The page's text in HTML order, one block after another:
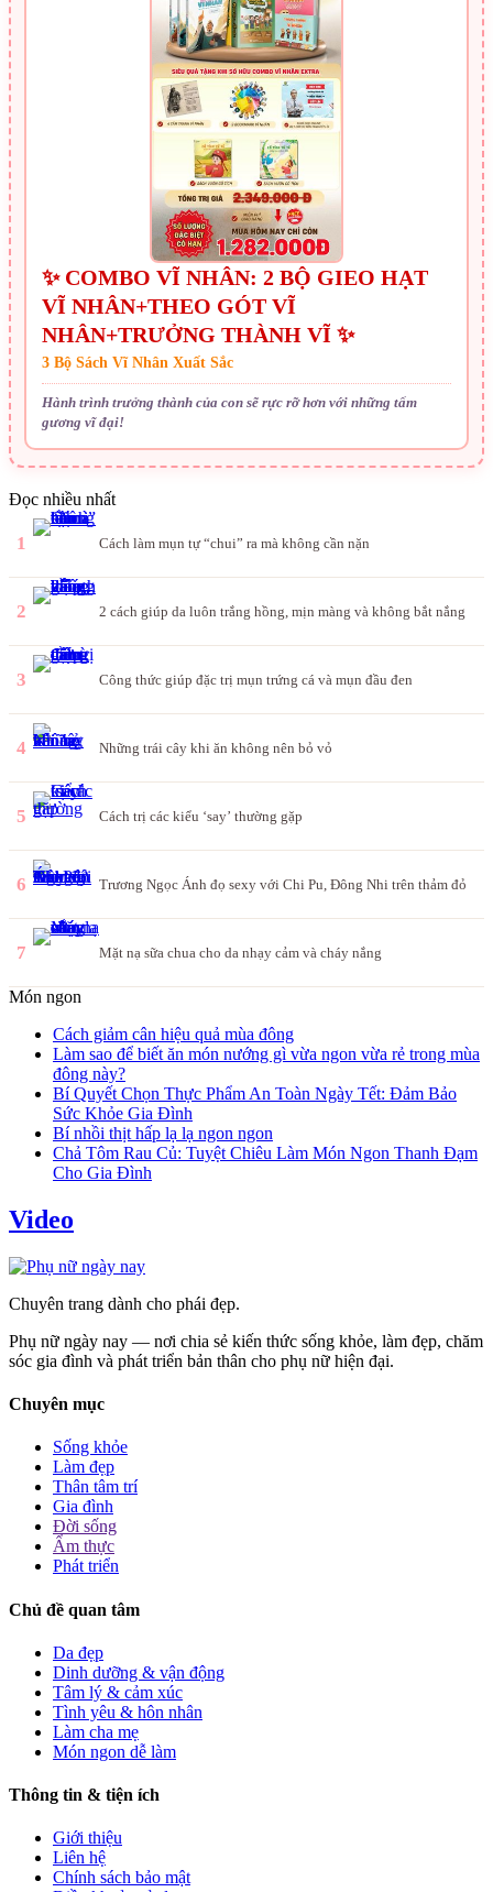
✨ COMBO VĨ NHÂN: 2 BỘ GIEO HẠT
VĨ NHÂN+THEO GÓT VĨ
NHÂN+TRƯỞNG THÀNH VĨ ✨
3 Bộ Sách Vĩ Nhân Xuất Sắc
Hành trình trưởng thành của con sẽ rực rỡ hơn với những tấm
gương vĩ đại!
Đọc nhiều nhất
1 Cách làm mụn tự “chui” ra mà không cần nặn
2 2 cách giúp da luôn trắng hồng, mịn màng và không bắt nắng
3 Công thức giúp đặc trị mụn trứng cá và mụn đầu đen
4 Những trái cây khi ăn không nên bỏ vỏ
5 Cách trị các kiểu ‘say’ thường gặp
6 Trương Ngọc Ánh đọ sexy với Chi Pu, Đông Nhi trên thảm đỏ
7 Mặt nạ sữa chua cho da nhạy cảm và cháy nắng
Món ngon
Cách giảm cân hiệu quả mùa đông
Làm sao để biết ăn món nướng gì vừa ngon vừa rẻ trong mùa
đông này?
Bí Quyết Chọn Thực Phẩm An Toàn Ngày Tết: Đảm Bảo
Sức Khỏe Gia Đình
Bí nhồi thịt hấp lạ lạ ngon ngon
Chả Tôm Rau Củ: Tuyệt Chiêu Làm Món Ngon Thanh Đạm
Cho Gia Đình
Video
Chuyên trang dành cho phái đẹp.
Phụ nữ ngày nay — nơi chia sẻ kiến thức sống khỏe, làm đẹp, chăm
sóc gia đình và phát triển bản thân cho phụ nữ hiện đại.
Chuyên mục
Sống khỏe
Làm đẹp
Thân tâm trí
Gia đình
Đời sống
Ẩm thực
Phát triển
Chủ đề quan tâm
Da đẹp
Dinh dưỡng & vận động
Tâm lý & cảm xúc
Tình yêu & hôn nhân
Làm cha mẹ
Món ngon dễ làm
Thông tin & tiện ích
Giới thiệu
Liên hệ
Chính sách bảo mật